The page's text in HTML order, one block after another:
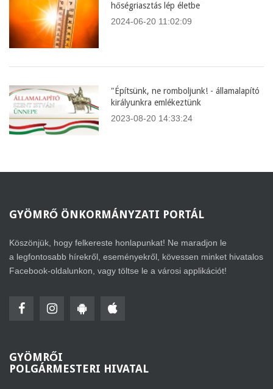
hőségriasztás lép életbe
2024-06-20 11:02:09
"Építsünk, ne romboljunk! - államalapító
királyunkra emlékeztünk
2023-08-20 14:33:24
GYÖMRŐ ÖNKORMÁNYZATI PORTÁL
Köszönjük, hogy felkereste honlapunkat! Ne maradjon le
a legfontosabb hírekről, eseményekről, kövessen minket hivatalos
Facebook-oldalunkon, vagy töltse le a városi applikációt!
GYÖMRŐI
POLGÁRMESTERI HIVATAL